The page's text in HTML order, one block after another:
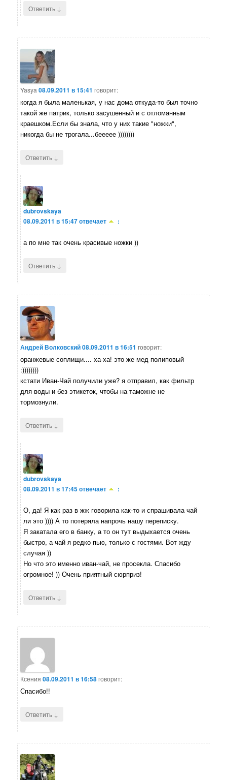
Ответить ↓
Yasya 08.09.2011 в 15:41 говорит:
когда я была маленькая, у нас дома откуда-то был точно
такой же патрик, только засушенный и с отломанным
краешком.Если бы знала, что у них такие "ножки",
никогда бы не трогала...беееее ))))))))
Ответить ↓
dubrovskaya
08.09.2011 в 15:47отвечает :
а по мне так очень красивые ножки ))
Ответить ↓
Андрей Волковский08.09.2011 в 16:51 говорит:
оранжевые соплищи.... ха-ха! это же мед полиповый
:))))))))
кстати Иван-Чай получили уже? я отправил, как фильтр
для воды и без этикеток, чтобы на таможне не
тормознули.
Ответить ↓
dubrovskaya
08.09.2011 в 17:45отвечает :
О, да! Я как раз в жж говорила как-то и спрашивала чай
ли это )))) А то потеряла напрочь нашу переписку.
Я закатала его в банку, а то он тут выдыхается очень
быстро, а чай я редко пью, только с гостями. Вот жду
случая ))
Но что это именно иван-чай, не просекла. Спасибо
огромное! )) Очень приятный сюрприз!
Ответить ↓
Ксения 08.09.2011 в 16:58говорит:
Спасибо!!
Ответить ↓